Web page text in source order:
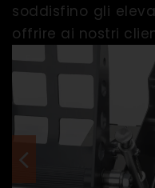
soddisfino gli
offrire ai nostri